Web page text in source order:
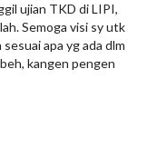
ujian TKD di LIPI,
Semoga visi sy utk
apa yg ada dlm
kangen pengen